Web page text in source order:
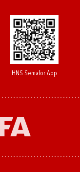
HNS Semafor App